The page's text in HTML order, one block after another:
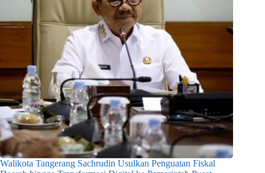
Walikota Tangerang Sachrudin Usulkan Penguatan Fiskal